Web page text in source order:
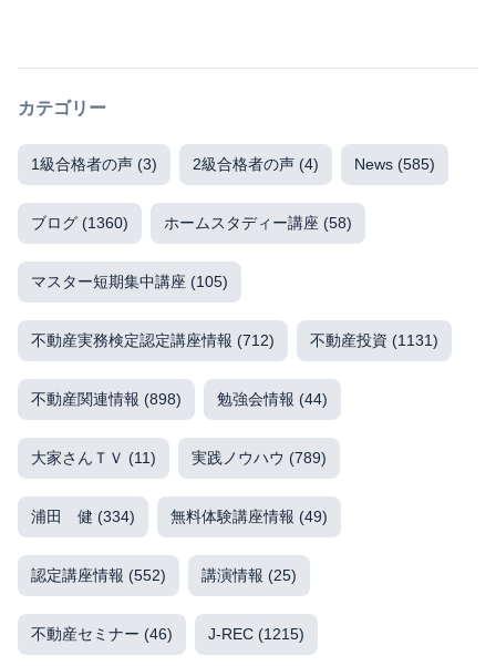
カテゴリー
1級合格者の声 (3) 2級合格者の声 (4) News (585)
ブログ (1360) ホームスタディー講座 (58)
マスター短期集中講座 (105)
不動産実務検定認定講座情報 (712) 不動産投資 (1131)
不動産関連情報 (898) 勉強会情報 (44)
大家さんＴＶ (11) 実践ノウハウ (789)
浦田 健 (334) 無料体験講座情報 (49)
認定講座情報 (552) 講演情報 (25)
不動産セミナー (46) J-REC (1215)